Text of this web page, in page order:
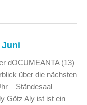
Juni
dOCUMEANTA (13)
über die nächsten
– Ständesaal
Götz Aly ist ist ein